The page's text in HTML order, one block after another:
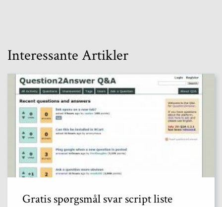
Interessante Artikler
Gratis spørgsmål svar script liste